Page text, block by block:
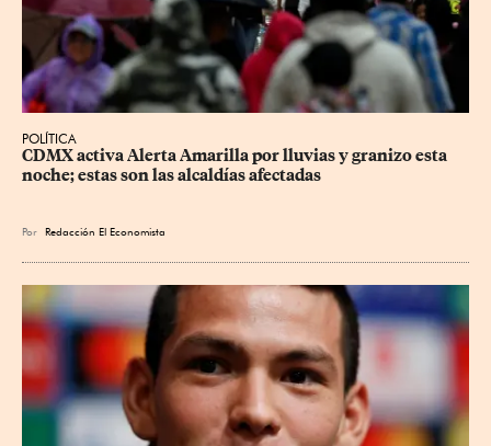
POLÍTICA
CDMX activa Alerta Amarilla por lluvias y granizo esta
noche; estas son las alcaldías afectadas
Por Redacción El Economista